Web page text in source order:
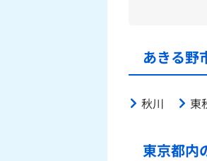
あきる野
秋川 東
東京都内